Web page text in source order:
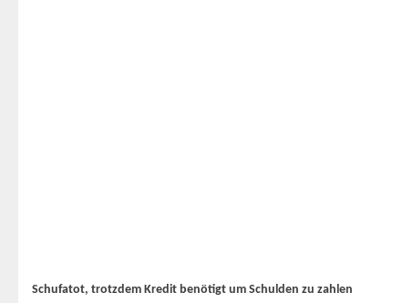
Schufatot, trotzdem Kredit benötigt um Schulden zu zahlen